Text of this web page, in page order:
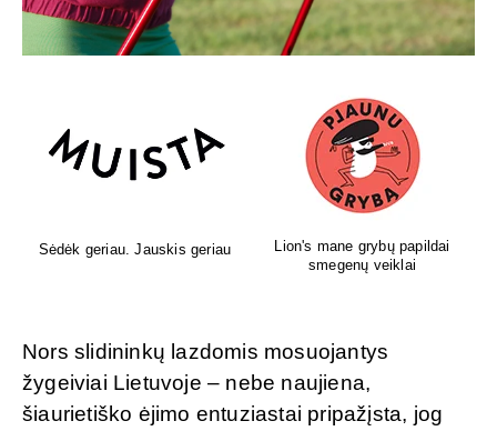
Sėdėk geriau. Jauskis geriau
Lion's mane grybų papildai
smegenų veiklai
Nors slidininkų lazdomis mosuojantys
žygeiviai Lietuvoje – nebe naujiena,
šiaurietiško ėjimo entuziastai pripažįsta, jog